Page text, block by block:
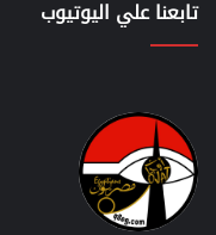
تابعنا علي اليوتيوب